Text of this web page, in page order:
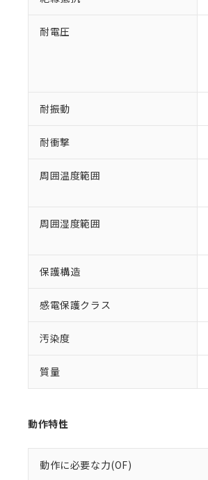
耐電圧
耐振動
耐衝撃
周囲温度範囲
周囲湿度範囲
保護構造
感電保護クラス
汚染度
質量
動作特性
動作に必要な力(OF)